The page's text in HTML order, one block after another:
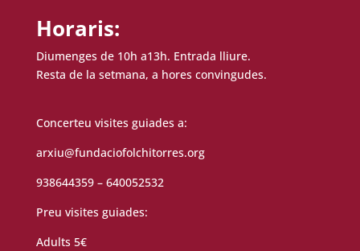
Horaris:
Diumenges de 10h a13h. Entrada lliure.
Resta de la setmana, a hores convingudes.
Concerteu visites guiades a:
arxiu@fundaciofolchitorres.org
938644359 – 640052532
Preu visites guiades:
Adults 5€